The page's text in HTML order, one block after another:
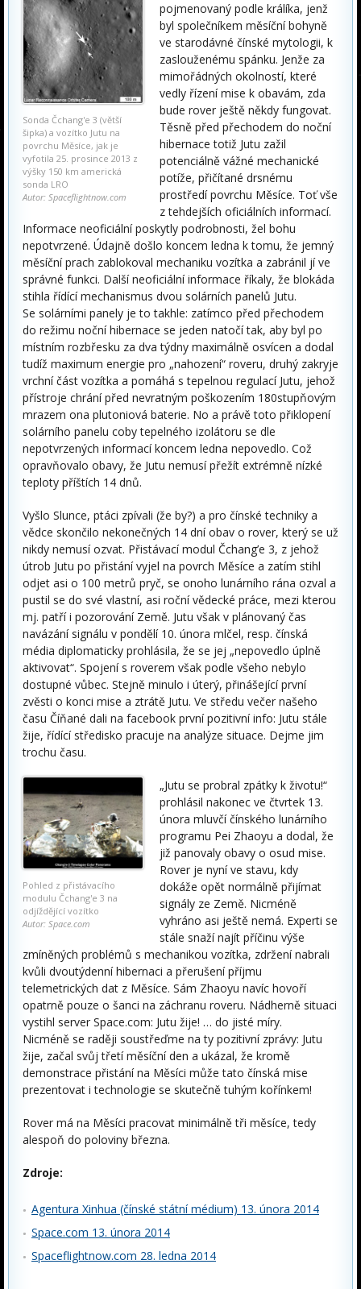
Sonda Čchang'e 3 (větší
šipka) a vozítko Jutu na
povrchu Měsíce, jak je
vyfotila 25. prosince 2013 z
výšky 150 km americká
sonda LRO
Autor: Spaceflightnow.com
pojmenovaný podle králíka, jenž
byl společníkem měsíční bohyně
ve starodávné čínské mytologii, k
zaslouženému spánku. Jenže za
mimořádných okolností, které
vedly řízení mise k obavám, zda
bude rover ještě někdy fungovat.
Těsně před přechodem do noční
hibernace totiž Jutu zažil
potenciálně vážné mechanické
potíže, přičítané drsnému
prostředí povrchu Měsíce. Toť vše
z tehdejších oficiálních informací.
Informace neoficiální poskytly podrobnosti, žel bohu
nepotvrzené. Údajně došlo koncem ledna k tomu, že jemný
měsíční prach zablokoval mechaniku vozítka a zabránil jí ve
správné funkci. Další neoficiální informace říkaly, že blokáda
stihla řídící mechanismus dvou solárních panelů Jutu.
Se solárními panely je to takhle: zatímco před přechodem
do režimu noční hibernace se jeden natočí tak, aby byl po
místním rozbřesku za dva týdny maximálně osvícen a dodal
tudíž maximum energie pro „nahození“ roveru, druhý zakryje
vrchní část vozítka a pomáhá s tepelnou regulací Jutu, jehož
přístroje chrání před nevratným poškozením 180stupňovým
mrazem ona plutoniová baterie. No a právě toto přiklopení
solárního panelu coby tepelného izolátoru se dle
nepotvrzených informací koncem ledna nepovedlo. Což
opravňovalo obavy, že Jutu nemusí přežít extrémně nízké
teploty příštích 14 dnů.
Vyšlo Slunce, ptáci zpívali (že by?) a pro čínské techniky a
vědce skončilo nekonečných 14 dní obav o rover, který se už
nikdy nemusí ozvat. Přistávací modul Čchang’e 3, z jehož
útrob Jutu po přistání vyjel na povrch Měsíce a zatím stihl
odjet asi o 100 metrů pryč, se onoho lunárního rána ozval a
pustil se do své vlastní, asi roční vědecké práce, mezi kterou
mj. patří i pozorování Země. Jutu však v plánovaný čas
navázání signálu v pondělí 10. února mlčel, resp. čínská
média diplomaticky prohlásila, že se jej „nepovedlo úplně
aktivovat“. Spojení s roverem však podle všeho nebylo
dostupné vůbec. Stejně minulo i úterý, přinášející první
zvěsti o konci mise a ztrátě Jutu. Ve středu večer našeho
času Číňané dali na facebook první pozitivní info: Jutu stále
žije, řídící středisko pracuje na analýze situace. Dejme jim
trochu času.
Pohled z přistávacího
modulu Čchang'e 3 na
odjíždějící vozítko
Autor: Space.com
„Jutu se probral zpátky k životu!“
prohlásil nakonec ve čtvrtek 13.
února mluvčí čínského lunárního
programu Pei Zhaoyu a dodal, že
již panovaly obavy o osud mise.
Rover je nyní ve stavu, kdy
dokáže opět normálně přijímat
signály ze Země. Nicméně
vyhráno asi ještě nemá. Experti se
stále snaží najít příčinu výše
zmíněných problémů s mechanikou vozítka, zdržení nabrali
kvůli dvoutýdenní hibernaci a přerušení příjmu
telemetrických dat z Měsíce. Sám Zhaoyu navíc hovoří
opatrně pouze o šanci na záchranu roveru. Nádherně situaci
vystihl server Space.com: Jutu žije! … do jisté míry.
Nicméně se raději soustřeďme na ty pozitivní zprávy: Jutu
žije, začal svůj třetí měsíční den a ukázal, že kromě
demonstrace přistání na Měsíci může tato čínská mise
prezentovat i technologie se skutečně tuhým kořínkem!
Rover má na Měsíci pracovat minimálně tři měsíce, tedy
alespoň do poloviny března.
Zdroje:
Agentura Xinhua (čínské státní médium) 13. února 2014
Space.com 13. února 2014
Spaceflightnow.com 28. ledna 2014